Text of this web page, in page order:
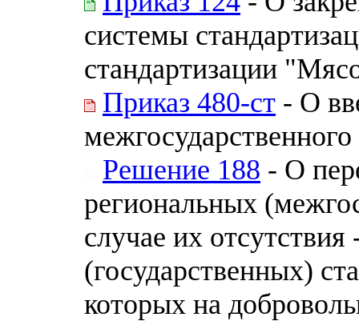
системы
стандартизации
Приказ 480-ст - О
межгосударственного
Решение 188 - О
региональных
случае их
(государственных)
которых на